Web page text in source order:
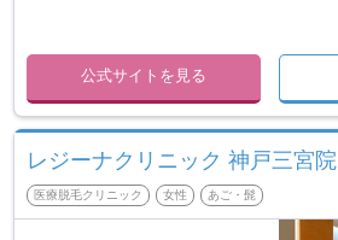
公式サイトを見る
レジーナクリニック 神戸三宮院
医療脱毛クリニック 女性 あご・髭